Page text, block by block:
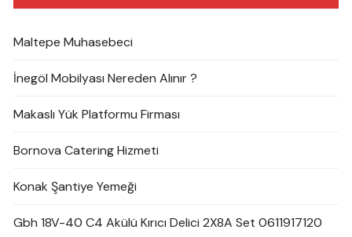
Maltepe Muhasebeci
İnegöl Mobilyası Nereden Alınır ?
Makaslı Yük Platformu Firması
Bornova Catering Hizmeti
Konak Şantiye Yemeği
Gbh 18V-40 C4 Akülü Kırıcı Delici 2X8A Set 0611917120